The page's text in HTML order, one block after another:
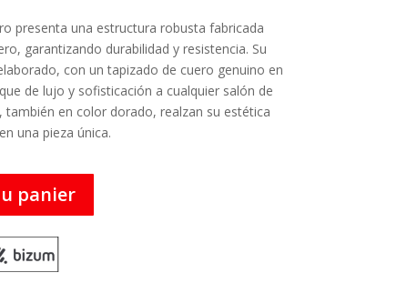
presenta una estructura robusta fabricada
garantizando durabilidad y resistencia. Su
con un tapizado de cuero genuino en
de lujo y sofisticación a cualquier salón de
también en color dorado, realzan su estética
una pieza única.
panier